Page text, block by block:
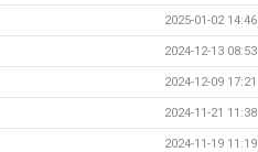
2025-01-02 14:46
2024-12-13 08:53
2024-12-09 17:21
2024-11-21 11:38
2024-11-19 11:19